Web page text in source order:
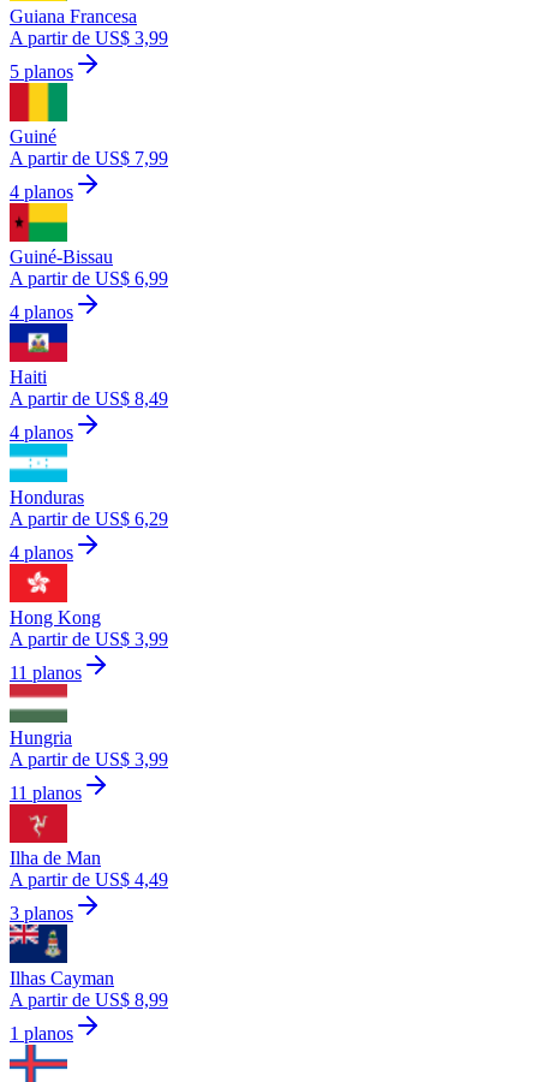
Guiana Francesa
A partir de US$ 3,99
5 planos
Guiné
A partir de US$ 7,99
4 planos
Guiné-Bissau
A partir de US$ 6,99
4 planos
Haiti
A partir de US$ 8,49
4 planos
Honduras
A partir de US$ 6,29
4 planos
Hong Kong
A partir de US$ 3,99
11 planos
Hungria
A partir de US$ 3,99
11 planos
Ilha de Man
A partir de US$ 4,49
3 planos
Ilhas Cayman
A partir de US$ 8,99
1 planos